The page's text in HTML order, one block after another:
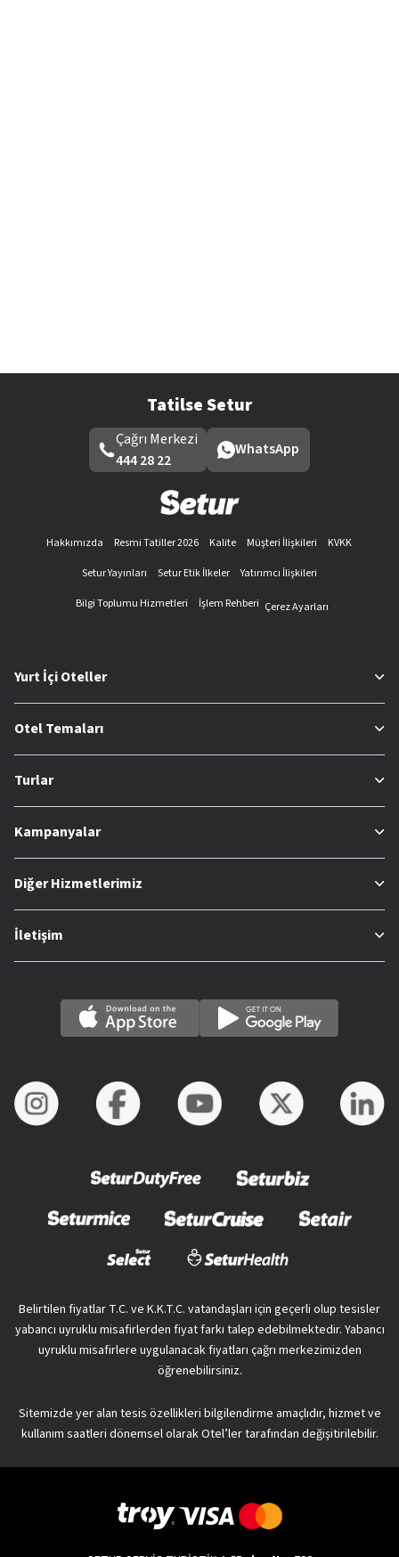
Tatilse Setur
Çağrı Merkezi
444 28 22
WhatsApp
Hakkımızda Resmi Tatiller 2026 Kalite Müşteri İlişkileri
KVKK
Setur Yayınları
Setur Etik İlkeler
Yatırımcı İlişkileri
Bilgi Toplumu Hizmetleri
İşlem Rehberi Çerez Ayarları
Yurt İçi Oteller
Otel Temaları
Turlar
Kampanyalar
Diğer Hizmetlerimiz
İletişim
Belirtilen fiyatlar T.C. ve K.K.T.C. vatandaşları için geçerli olup tesisler
yabancı uyruklu misafirlerden fiyat farkı talep edebilmektedir. Yabancı
uyruklu misafirlere uygulanacak fiyatları çağrı merkezimizden
öğrenebilirsiniz.
Sitemizde yer alan tesis özellikleri bilgilendirme amaçlıdır, hizmet ve
kullanım saatleri dönemsel olarak Otel’ler tarafından değişitirilebilir.